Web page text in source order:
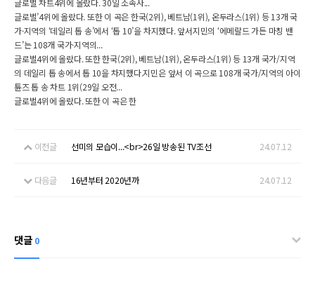
글로벌 차트4위에 올랐다. 30일 소속사...
글로벌’4위에 올랐다. 또한 이 곡은 한국(2위), 베트남(1위), 온두라스(1위) 등 13개 국
가·지역의 ‘데일리 톱 송’에서 ‘톱 10’을 차지했다. 앞서지민의 ‘에메랄드 가든 마칭 밴
드’는 108개 국가·지역의...
글로벌4위에 올랐다. 또한 한국(2위), 베트남(1위), 온두라스(1위) 등 13개 국가/지역
의 데일리 톱 송에서 톱 10을 차지했다.지민은 앞서 이 곡으로 108개 국가/지역의 아이
튠즈 톱 송 차트 1위(29일 오전...
글로벌4위에 올랐다. 또한 이 곡은 한
이전글 선미의 모습이...<br>26일 방송된 TV조선 24.07.12
다음글 16년부터 2020년까 24.07.12
댓글 0